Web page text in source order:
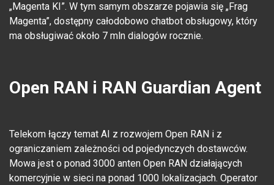
„Magenta KI”. W tym samym obszarze pojawia się „Frag
Magenta”, dostępny całodobowo chatbot obsługowy, który
ma obsługiwać około 7 mln dialogów rocznie.
Open RAN i RAN Guardian Agent
Telekom łączy temat AI z rozwojem Open RAN i z
ograniczaniem zależności od pojedynczych dostawców.
Mowa jest o ponad 3000 anten Open RAN działających
komercyjnie w sieci na ponad 1000 lokalizacjach. Operator